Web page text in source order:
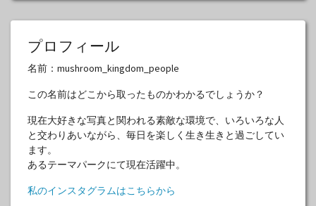
プロフィール
名前：mushroom_kingdom_people
この名前はどこから取ったものかわかるでしょうか？
現在大好きな写真と関われる素敵な環境で、いろいろな人
と交わりあいながら、毎日を楽しく生き生きと過ごしてい
ます。
あるテーマパークにて現在活躍中。
私のインスタグラムはこちらから